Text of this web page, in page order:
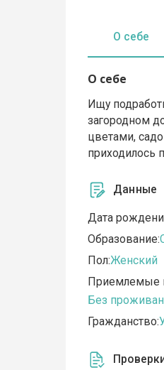
О себе
О себе
Ищу
загородном
цветами,
приходилось
Данные
Дата
Образование:
Пол:Женский
Приемлемые
Без
Гражданство: